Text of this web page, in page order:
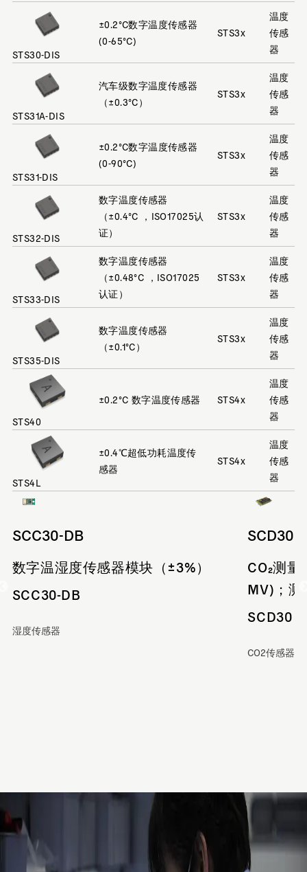
STS30-DIS
±0.2°C数字温度传感器
(0-65°C)
STS3x
温度
传感
器
STS31A-DIS
汽车级数字温度传感器
（±0.3°C）
STS3x
温度
传感
器
STS31-DIS
±0.2°C数字温度传感器
(0-90°C)
STS3x
温度
传感
器
STS32-DIS
数字温度传感器
（±0.4°C ，ISO17025认
证）
STS3x
温度
传感
器
STS33-DIS
数字温度传感器
（±0.48°C ，ISO17025
认证）
STS3x
温度
传感
器
STS35-DIS
数字温度传感器
（±0.1°C）
STS3x
温度
传感
器
STS40
±0.2°C 数字温度传感器 STS4x
温度
传感
器
STS4L
±0.4℃超低功耗温度传
感器
STS4x
温度
传感
器
SCC30-DB
数字温湿度传感器模块（±3%）
SCC30-DB
湿度传感器
SCD30
CO₂测
MV)；测
SCD30
CO2传感器